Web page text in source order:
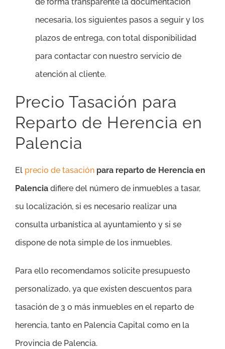
de forma transparente la documentación
necesaria, los siguientes pasos a seguir y los
plazos de entrega, con total disponibilidad
para contactar con nuestro servicio de
atención al cliente.
Precio Tasación para
Reparto de Herencia en
Palencia
El precio de tasación para reparto de Herencia en
Palencia difiere del número de inmuebles a tasar,
su localización, si es necesario realizar una
consulta urbanística al ayuntamiento y si se
dispone de nota simple de los inmuebles.
Para ello recomendamos solicite presupuesto
personalizado, ya que existen descuentos para
tasación de 3 o más inmuebles en el reparto de
herencia, tanto en Palencia Capital como en la
Provincia de Palencia.